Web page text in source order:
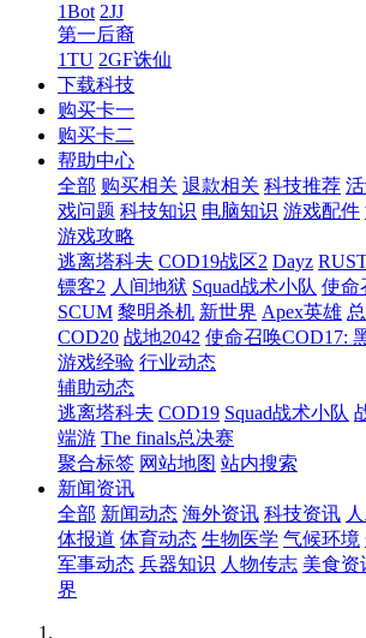
1Bot 2JJ
第一后裔
1TU 2GF诛仙
下载科技
购买卡一
购买卡二
帮助中心
全部 购买相关 退款相关 科技推荐
戏问题 科技知识 电脑知识 游戏配件
游戏攻略
逃离塔科夫 COD19战区2 Dayz
镖客2 人间地狱 Squad战术小队 使命
SCUM 黎明杀机 新世界 Apex英雄
COD20 战地2042 使命召唤COD17:
游戏经验 行业动态
辅助动态
逃离塔科夫 COD19 Squad战术小队
端游 The finals总决赛
聚合标签 网站地图 站内搜索
新闻资讯
全部 新闻动态 海外资讯 科技资讯
体报道 体育动态 生物医学 气候环境
军事动态 兵器知识 人物传志 美食资
界